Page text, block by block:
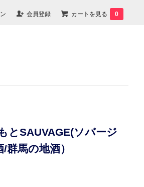
会員登録 カートを見る 0
とSAUVAGE(ソバージ
馬の地酒）